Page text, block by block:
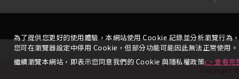
Copyright ©
為了提供您更好的使用體驗，本網站使用 Cookie 記錄並分析瀏覽行為
您可在瀏覽器設定中停用 Cookie，但部分功能可能因此無法正常使用。
繼續瀏覽本網站，即表示您同意我們的 Cookie 與隱私權政策👉 查看完